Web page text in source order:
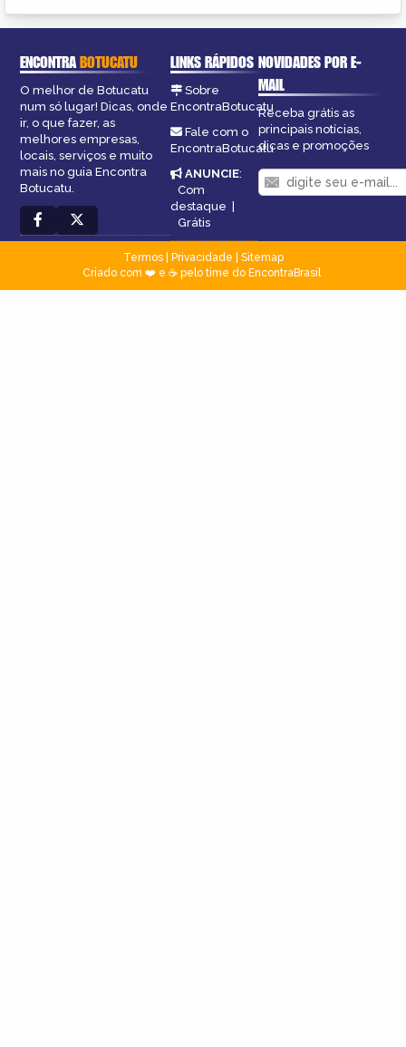
ENCONTRABOTUCATU
O melhor de Botucatu
num só lugar! Dicas, onde
ir, o que fazer, as
melhores empresas,
locais, serviços e muito
mais no guia Encontra
Botucatu.
LINKS RÁPIDOS
Sobre
EncontraBotucatu
Fale com o
EncontraBotucatu
ANUNCIE:
Com
destaque |
Grátis
NOVIDADES POR E-
MAIL
Receba grátis as
principais notícias,
dicas e promoções
Termos| Privacidade
Sitemap
Criado com ❤️ e ☕ pelo time do EncontraBrasil